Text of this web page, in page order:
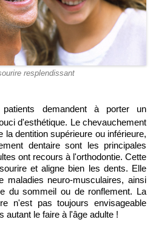
resplendissant
patients demandent à porter un
d'esthétique. Le chevauchement
dentition supérieure ou inférieure,
dentaire sont les principales
ont recours à l'orthodontie. Cette
et aligne bien les dents. Elle
maladies neuro-musculaires, ainsi
du sommeil ou de ronflement. La
n'est pas toujours envisageable
autant le faire à l'âge adulte !